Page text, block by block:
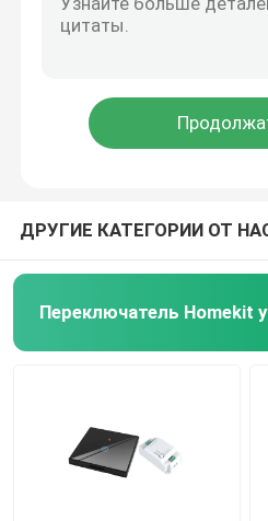
Беспроводной
Умный выключатель
ДРУГИЕ КАТЕГОРИИ ОТ
Переключатель Homekit